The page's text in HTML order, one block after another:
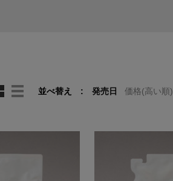
並べ替え 発売日 価格(高い順)